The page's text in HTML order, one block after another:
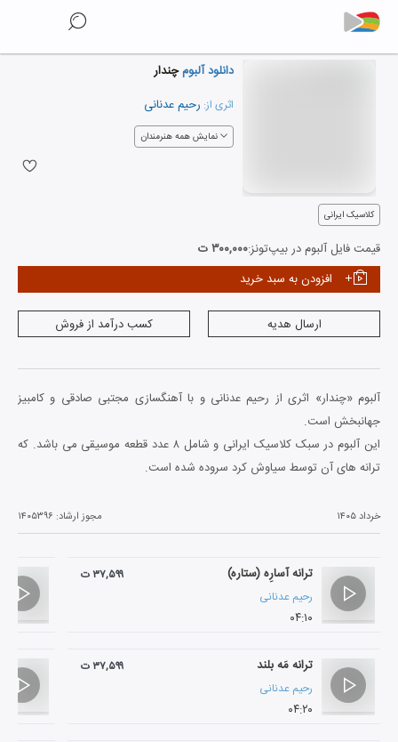
دانلود آلبومچندار
اثری از: رحیم عدنانی
نمایش همه هنرمندان
کلاسیک ایرانی
قیمت فایل آلبوم در بیپ‌تونز:۳۰۰,۰۰۰ ت
افزودن به سبد خرید
ارسال هدیه کسب درآمد از فروش
آلبوم «چندار» اثری از رحیم عدنانی و با آهنگسازی مجتبی صادقی و کامبیز
جهانبخش است.
این آلبوم در سبک کلاسیک ایرانی و شامل ۸ عدد قطعه موسیقی می باشد. که
ترانه های آن توسط سیاوش کرد سروده شده است.
خرداد ۱۴۰۵ مجوز ارشاد: ۱۴۰۵۳۹۶
ترانه آسارِه (ستاره)
رحیم عدنانی
۰۴:۱۰
۳۷,۵۹۹ ت
ترانه مَه بلند
رحیم عدنانی
۰۴:۲۰
۳۷,۵۹۹ ت